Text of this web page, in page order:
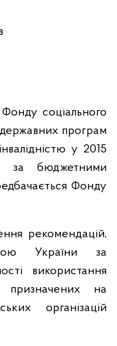
Фонду соціального
державних програм
у 2015
за бюджетними
Фонду
рекомендацій,
України за
використання
призначених на
організацій